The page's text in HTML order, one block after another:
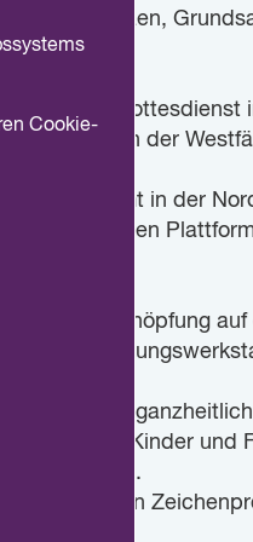
Grenzen,
für Kindergottesdienst
an der
in der
der Schöpfung auf
Impulse für Kinder und
Werkstatt.
Mit digitalen
Cookie-